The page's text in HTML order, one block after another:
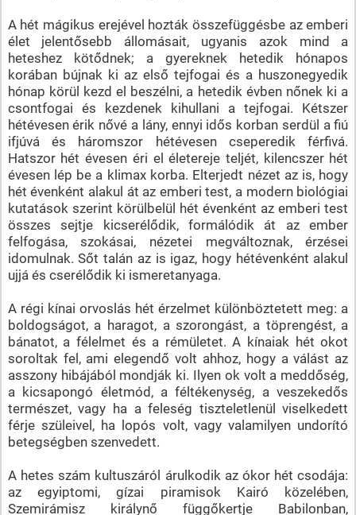
A hét mágikus erejével hozták összefüggésbe az emberi
élet jelentősebb állomásait, ugyanis azok mind a
heteshez kötődnek; a gyereknek hetedik hónapos
korában bújnak ki az első tejfogai és a huszonegyedik
hónap körül kezd el beszélni, a hetedik évben nőnek ki a
csontfogai és kezdenek kihullani a tejfogai. Kétszer
hétévesen érik nővé a lány, ennyi idős korban serdül a fiú
ifjúvá és háromszor hétévesen cseperedik férfivá.
Hatszor hét évesen éri el életereje teljét, kilencszer hét
évesen lép be a klimax korba. Elterjedt nézet az is, hogy
hét évenként alakul át az emberi test, a modern biológiai
kutatások szerint körülbelül hét évenként az emberi test
összes sejtje kicserélődik, formálódik át az ember
felfogása, szokásai, nézetei megváltoznak, érzései
idomulnak. Sőt talán az is igaz, hogy hétévenként alakul
ujjá és cserélődik ki ismeretanyaga.
A régi kínai orvoslás hét érzelmet különböztetett meg: a
boldogságot, a haragot, a szorongást, a töprengést, a
bánatot, a félelmet és a rémületet. A kínaiak hét okot
soroltak fel, ami elegendő volt ahhoz, hogy a válást az
asszony hibájából mondják ki. Ilyen ok volt a meddőség,
a kicsapongó életmód, a féltékenység, a veszekedős
természet, vagy ha a feleség tiszteletlenül viselkedett
férje szüleivel, ha lopós volt, vagy valamilyen undorító
betegségben szenvedett.
A hetes szám kultuszáról árulkodik az ókor hét csodája:
az egyiptomi, gízai piramisok Kairó közelében,
Szemirámisz királynő függőkertje Babilonban,